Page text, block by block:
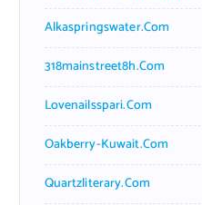
Alkaspringswater.com
318mainstreet8h.com
Lovenailsspari.com
Oakberry-Kuwait.com
Quartzliterary.com